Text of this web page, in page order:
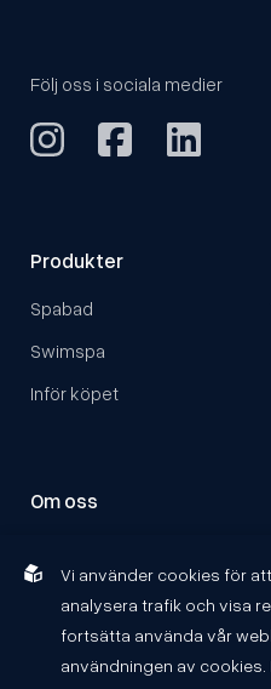
Produkter
Spabad
Swimspa
Inför köpet
Om oss
Återförsäljare
Följ oss i sociala medier
Vi använder cookies för
analysera trafik och visa
fortsätta använda vår
användningen av cookies.